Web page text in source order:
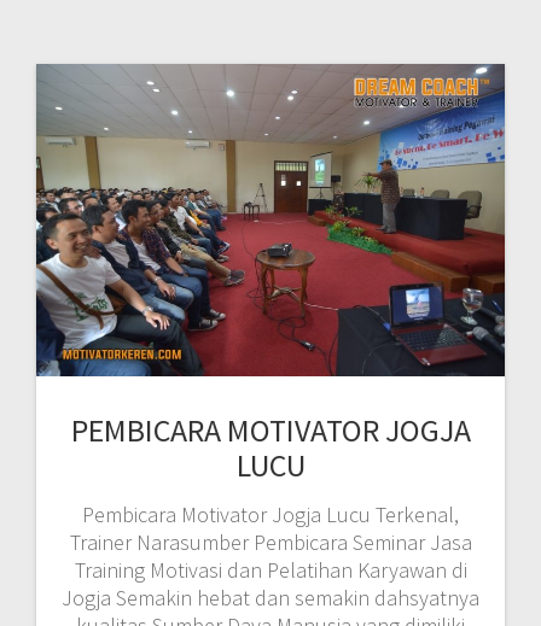
PEMBICARA MOTIVATOR JOGJA
LUCU
Pembicara Motivator Jogja Lucu Terkenal,
Trainer Narasumber Pembicara Seminar Jasa
Training Motivasi dan Pelatihan Karyawan di
Jogja Semakin hebat dan semakin dahsyatnya